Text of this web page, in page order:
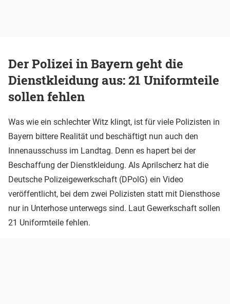
Der Polizei in Bayern geht die
Dienstkleidung aus: 21 Uniformteile
sollen fehlen
Was wie ein schlechter Witz klingt, ist für viele Polizisten in
Bayern bittere Realität und beschäftigt nun auch den
Innenausschuss im Landtag. Denn es hapert bei der
Beschaffung der Dienstkleidung. Als Aprilscherz hat die
Deutsche Polizeigewerkschaft (DPolG) ein Video
veröffentlicht, bei dem zwei Polizisten statt mit Diensthose
nur in Unterhose unterwegs sind. Laut Gewerkschaft sollen
21 Uniformteile fehlen.